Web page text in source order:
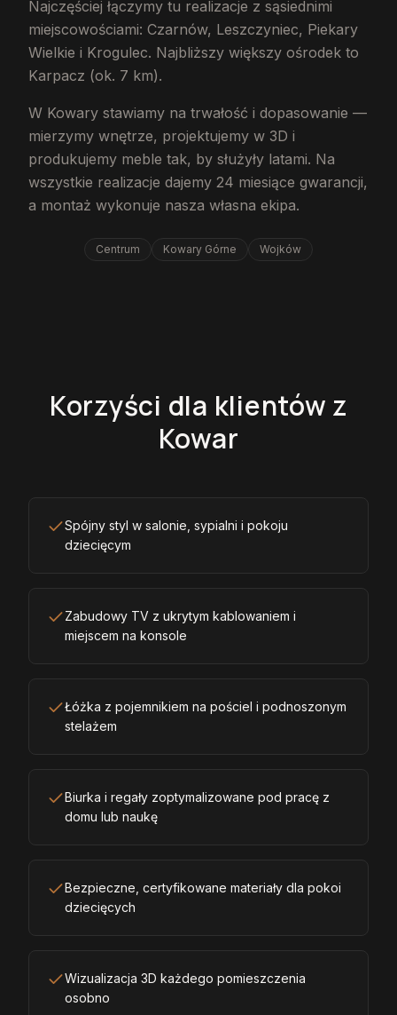
Najczęściej łączymy tu realizacje z sąsiednimi
miejscowościami: Czarnów, Leszczyniec, Piekary
Wielkie i Krogulec. Najbliższy większy ośrodek to
Karpacz (ok. 7 km).
W Kowary stawiamy na trwałość i dopasowanie —
mierzymy wnętrze, projektujemy w 3D i
produkujemy meble tak, by służyły latami. Na
wszystkie realizacje dajemy 24 miesiące gwarancji,
a montaż wykonuje nasza własna ekipa.
Centrum Kowary Górne Wojków
Korzyści dla klientów z
Kowar
Spójny styl w salonie, sypialni i pokoju
dziecięcym
Zabudowy TV z ukrytym kablowaniem i
miejscem na konsole
Łóżka z pojemnikiem na pościel i podnoszonym
stelażem
Biurka i regały zoptymalizowane pod pracę z
domu lub naukę
Bezpieczne, certyfikowane materiały dla pokoi
dziecięcych
Wizualizacja 3D każdego pomieszczenia
osobno